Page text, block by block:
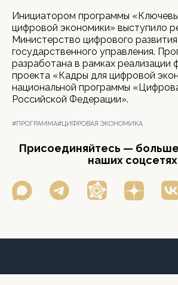
Инициатором программы
цифровой экономики» выступило
Министерство цифрового развития
государственного управления.
разработана в рамках реализации
проекта «Кадры для цифровой
национальной программы
Российской Федерации».
#ПРОГРАММА#ЦИФРОВАЯ ЭКОНОМИКА
Присоединяйтесь —
наших